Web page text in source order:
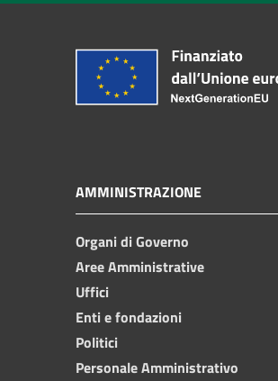
AMMINISTRAZIONE
Organi di Governo
Aree Amministrative
Uffici
Enti e fondazioni
Politici
Personale Amministrativo